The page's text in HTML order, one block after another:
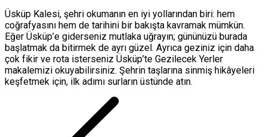
Üsküp Kalesi, şehri okumanın en iyi yollarından biri: hem
coğrafyasını hem de tarihini bir bakışta kavramak mümkün.
Eğer Üsküp’e giderseniz mutlaka uğrayın; gününüzü burada
başlatmak da bitirmek de ayrı güzel. Ayrıca geziniz için daha
çok fikir ve rota isterseniz Üsküp’te Gezilecek Yerler
makalemizi okuyabilirsiniz. Şehrin taşlarına sinmiş hikâyeleri
keşfetmek için, ilk adımı surların üstünde atın.